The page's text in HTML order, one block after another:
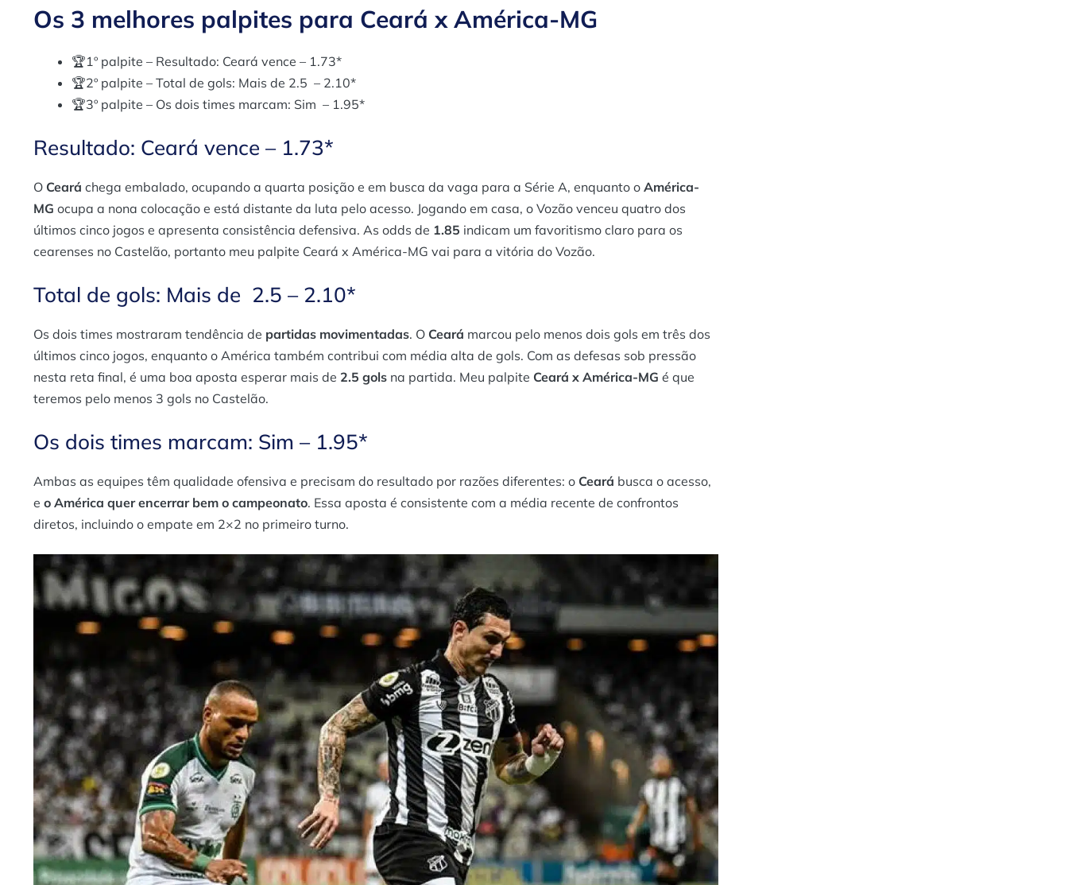
Os 3 melhores palpites para Ceará x América-MG
🏆1º palpite – Resultado: Ceará vence – 1.73*
🏆2º palpite – Total de gols: Mais de 2.5 – 2.10*
🏆3º palpite – Os dois times marcam: Sim – 1.95*
Resultado: Ceará vence – 1.73*
O Ceará chega embalado, ocupando a quarta posição e em busca da vaga para a Série A, enquanto o América-
MG ocupa a nona colocação e está distante da luta pelo acesso. Jogando em casa, o Vozão venceu quatro dos
últimos cinco jogos e apresenta consistência defensiva. As odds de 1.85 indicam um favoritismo claro para os
cearenses no Castelão​, portanto meu palpite Ceará x América-MG vai para a vitória do Vozão.
Total de gols: Mais de 2.5 – 2.10*
Os dois times mostraram tendência de partidas movimentadas. O Ceará marcou pelo menos dois gols em três dos
últimos cinco jogos, enquanto o América também contribui com média alta de gols. Com as defesas sob pressão
nesta reta final, é uma boa aposta esperar mais de 2.5 gols na partida​. Meu palpite Ceará x América-MG é que
teremos pelo menos 3 gols no Castelão.
Os dois times marcam: Sim – 1.95*
Ambas as equipes têm qualidade ofensiva e precisam do resultado por razões diferentes: o Ceará busca o acesso,
e o América quer encerrar bem o campeonato. Essa aposta é consistente com a média recente de confrontos
diretos, incluindo o empate em 2×2 no primeiro turno​.